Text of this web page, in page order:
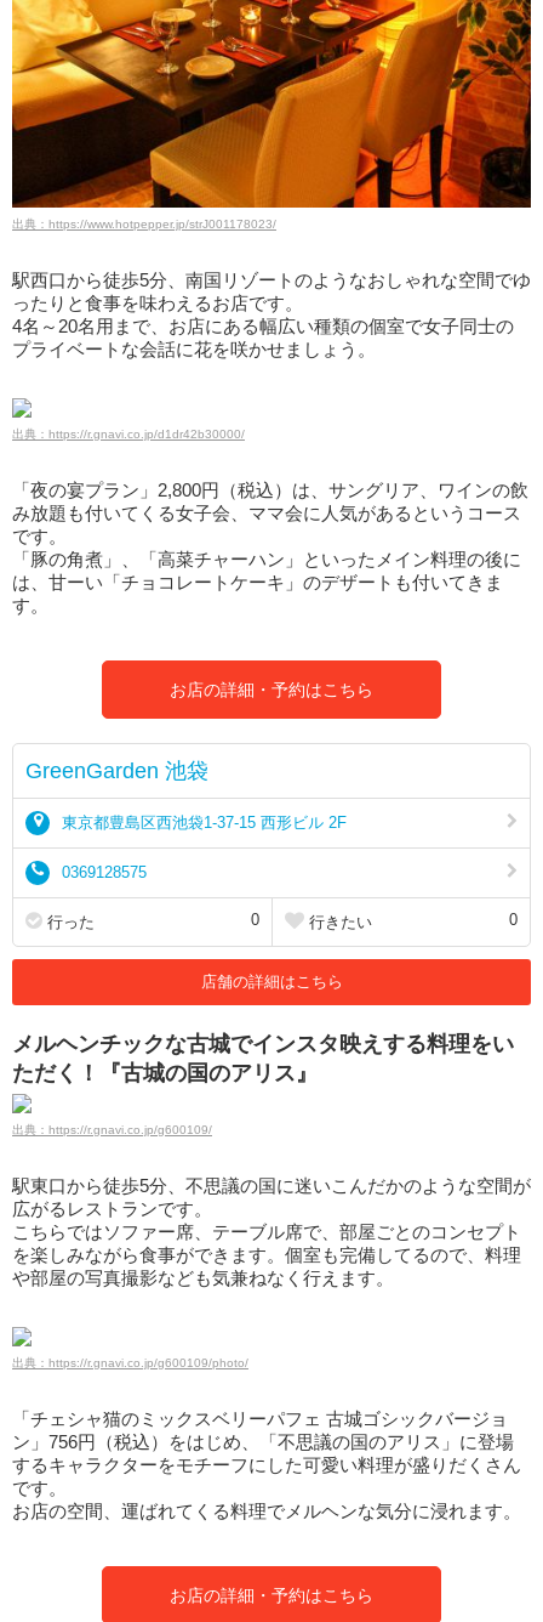
出典：https://www.hotpepper.jp/strJ001178023/
駅西口から徒歩5分、南国リゾートのようなおしゃれな空間でゆ
ったりと食事を味わえるお店です。
4名～20名用まで、お店にある幅広い種類の個室で女子同士の
プライベートな会話に花を咲かせましょう。
出典：https://r.gnavi.co.jp/d1dr42b30000/
「夜の宴プラン」2,800円（税込）は、サングリア、ワインの飲
み放題も付いてくる女子会、ママ会に人気があるというコース
です。
「豚の角煮」、「高菜チャーハン」といったメイン料理の後に
は、甘ーい「チョコレートケーキ」のデザートも付いてきま
す。
お店の詳細・予約はこちら
GreenGarden 池袋
東京都豊島区西池袋1-37-15 西形ビル 2F
0369128575
行った 0 行きたい 0
店舗の詳細はこちら
メルヘンチックな古城でインスタ映えする料理をい
ただく！『古城の国のアリス』
出典：https://r.gnavi.co.jp/g600109/
駅東口から徒歩5分、不思議の国に迷いこんだかのような空間が
広がるレストランです。
こちらではソファー席、テーブル席で、部屋ごとのコンセプト
を楽しみながら食事ができます。個室も完備してるので、料理
や部屋の写真撮影なども気兼ねなく行えます。
出典：https://r.gnavi.co.jp/g600109/photo/
「チェシャ猫のミックスベリーパフェ 古城ゴシックバージョ
ン」756円（税込）をはじめ、「不思議の国のアリス」に登場
するキャラクターをモチーフにした可愛い料理が盛りだくさん
です。
お店の空間、運ばれてくる料理でメルヘンな気分に浸れます。
お店の詳細・予約はこちら